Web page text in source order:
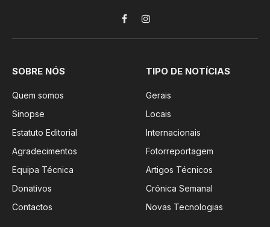
FacebookInstagram
SOBRE NÓS
Quem somos
Sinopse
Estatuto Editorial
Agradecimentos
Equipa Técnica
Donativos
Contactos
TIPO DE NOTÍCIAS
Gerais
Locais
Internacionais
Fotorreportagem
Artigos Técnicos
Crónica Semanal
Novas Tecnologias